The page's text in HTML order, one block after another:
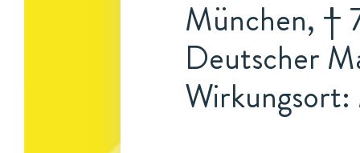
München, †
Deutscher